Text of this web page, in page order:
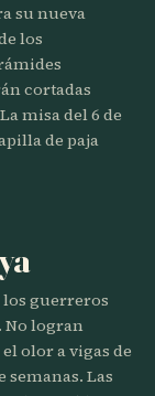
su nueva
los
cortadas
misa del 6 de
de paja
los guerreros
No logran
olor a vigas de
Las